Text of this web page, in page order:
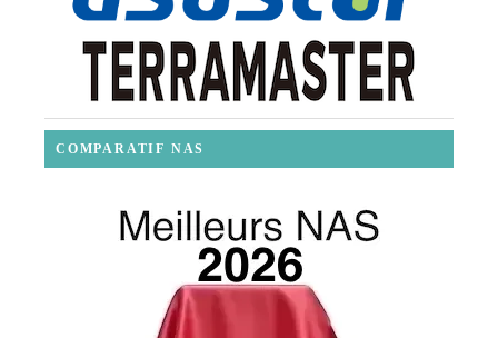
COMPARATIF NAS